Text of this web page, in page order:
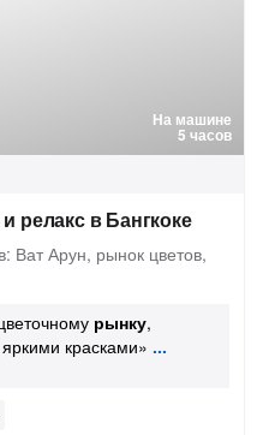
На машине
5 часов
релакс в Бангкоке
Ват Арун, рынок цветов,
рынку,
красками»